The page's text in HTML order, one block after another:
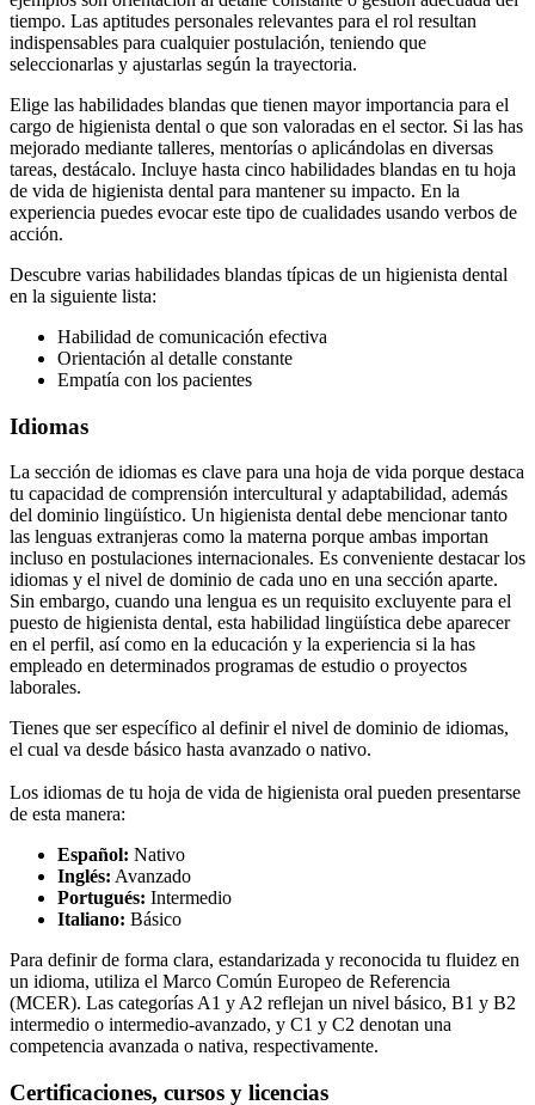
tiempo. Las aptitudes personales relevantes para el rol resultan
indispensables para cualquier postulación, teniendo que
seleccionarlas y ajustarlas según la trayectoria.
Elige las habilidades blandas que tienen mayor importancia para el
cargo de higienista dental o que son valoradas en el sector. Si las has
mejorado mediante talleres, mentorías o aplicándolas en diversas
tareas, destácalo. Incluye hasta cinco habilidades blandas en tu hoja
de vida de higienista dental para mantener su impacto. En la
experiencia puedes evocar este tipo de cualidades usando verbos de
acción.
Descubre varias habilidades blandas típicas de un higienista dental
en la siguiente lista:
Habilidad de comunicación efectiva
Orientación al detalle constante
Empatía con los pacientes
Idiomas
La sección de idiomas es clave para una hoja de vida porque destaca
tu capacidad de comprensión intercultural y adaptabilidad, además
del dominio lingüístico. Un higienista dental debe mencionar tanto
las lenguas extranjeras como la materna porque ambas importan
incluso en postulaciones internacionales. Es conveniente destacar los
idiomas y el nivel de dominio de cada uno en una sección aparte.
Sin embargo, cuando una lengua es un requisito excluyente para el
puesto de higienista dental, esta habilidad lingüística debe aparecer
en el perfil, así como en la educación y la experiencia si la has
empleado en determinados programas de estudio o proyectos
laborales.
Tienes que ser específico al definir el nivel de dominio de idiomas,
el cual va desde básico hasta avanzado o nativo.
Los idiomas de tu hoja de vida de higienista oral pueden presentarse
de esta manera:
Español: Nativo
Inglés: Avanzado
Portugués: Intermedio
Italiano: Básico
Para definir de forma clara, estandarizada y reconocida tu fluidez en
un idioma, utiliza el Marco Común Europeo de Referencia
(MCER). Las categorías A1 y A2 reflejan un nivel básico, B1 y B2
intermedio o intermedio-avanzado, y C1 y C2 denotan una
competencia avanzada o nativa, respectivamente.
Certificaciones, cursos y licencias